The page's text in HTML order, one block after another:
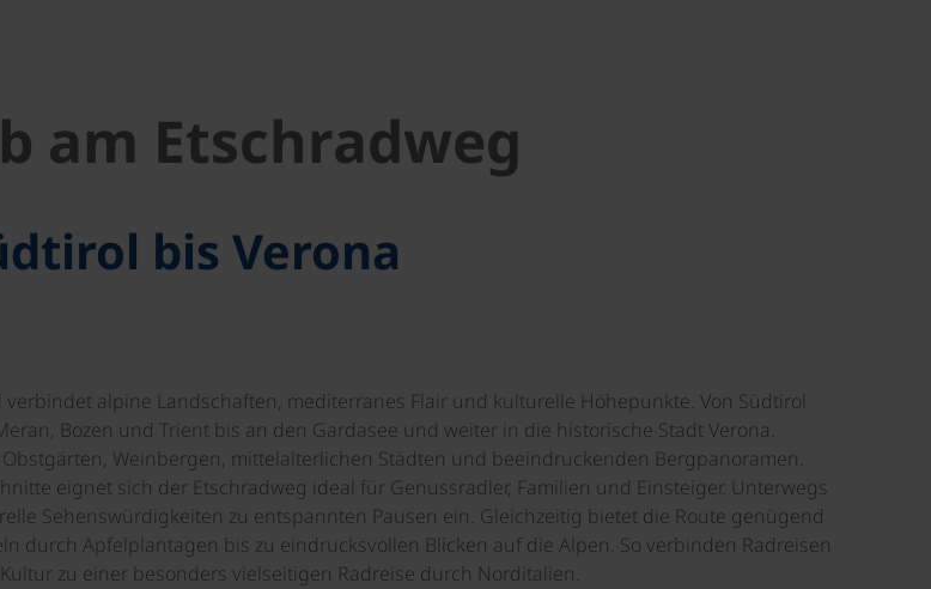
am Etschradweg
bis Verona
alpine Landschaften, mediterranes Flair und kulturelle Höhepunkte. Von Südtirol
Bozen und Trient bis an den Gardasee und weiter in die historische Stadt Verona.
Weinbergen, mittelalterlichen Städten und beeindruckenden Bergpanoramen.
eignet sich der Etschradweg ideal für Genussradler, Familien und Einsteiger. Unterwegs
Sehenswürdigkeiten zu entspannten Pausen ein. Gleichzeitig bietet die Route genügend
durch Apfelplantagen bis zu eindrucksvollen Blicken auf die Alpen. So verbinden Radreisen
zu einer besonders vielseitigen Radreise durch Norditalien.